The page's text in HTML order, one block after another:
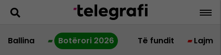
Ballina Botërori 2026 Të fundit Lajme